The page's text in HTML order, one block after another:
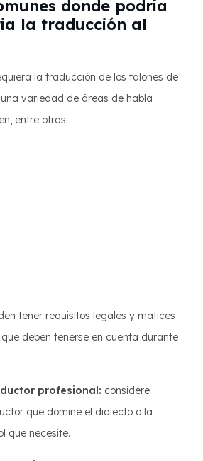
donde podría
la traducción al
la traducción de los talones de
variedad de áreas de habla
entre otras:
tener requisitos legales y matices
deben tenerse en cuenta durante
profesional: considere
que domine el dialecto o la
que necesite.